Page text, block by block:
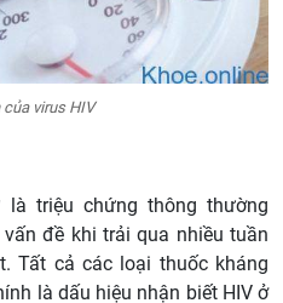
virus HIV
triệu chứng thông thường
đề khi trải qua nhiều tuần
Tất cả các loại thuốc kháng
là dấu hiệu nhận biết HIV ở